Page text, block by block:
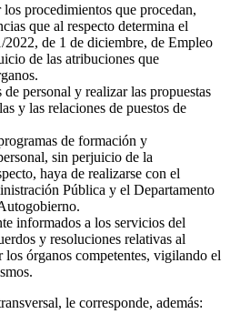
procedimientos que procedan,
que al respecto determina el
de 1 de diciembre, de Empleo
de las atribuciones que
de personal y realizar las propuestas
y las relaciones de puestos de
de formación y
sin perjuicio de la
haya de realizarse con el
Pública y el Departamento
informados a los servicios del
y resoluciones relativas al
los órganos competentes, vigilando el
le corresponde, además: